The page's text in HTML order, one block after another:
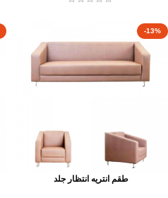
-13%
طقم انتريه انتظار جلد